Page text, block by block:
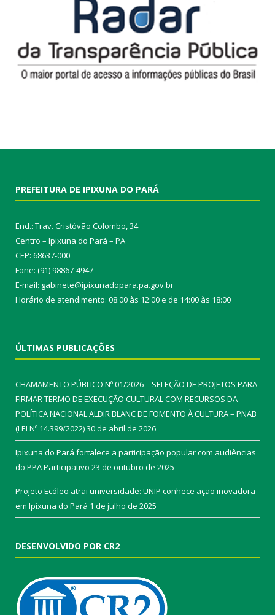
PREFEITURA DE IPIXUNA DO PARÁ
End.: Trav. Cristóvão Colombo, 34
Centro – Ipixuna do Pará – PA
CEP: 68637-000
Fone: (91) 98867-4947
E-mail: gabinete@ipixunadopara.pa.gov.br
Horário de atendimento: 08:00 às 12:00 e de 14:00 às 18:00
ÚLTIMAS PUBLICAÇÕES
CHAMAMENTO PÚBLICO Nº 01/2026 – SELEÇÃO DE PROJETOS PARA
FIRMAR TERMO DE EXECUÇÃO CULTURAL COM RECURSOS DA
POLÍTICA NACIONAL ALDIR BLANC DE FOMENTO À CULTURA – PNAB
(LEI Nº 14.399/2022)30 de abril de 2026
Ipixuna do Pará fortalece a participação popular com audiências
do PPA Participativo 23 de outubro de 2025
Projeto Ecóleo atrai universidade: UNIP conhece ação inovadora
em Ipixuna do Pará 1 de julho de 2025
DESENVOLVIDO POR CR2